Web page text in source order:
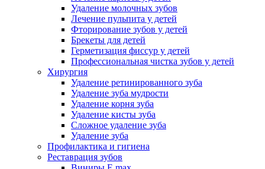
Удаление молочных зубов
Лечение пульпита у детей
Фторирование зубов у детей
Брекеты для детей
Герметизация фиссур у детей
Профессиональная чистка зубов у детей
Хирургия
Удаление ретинированного зуба
Удаление зуба мудрости
Удаление корня зуба
Удаление кисты зуба
Сложное удаление зуба
Удаление зуба
Профилактика и гигиена
Реставрация зубов